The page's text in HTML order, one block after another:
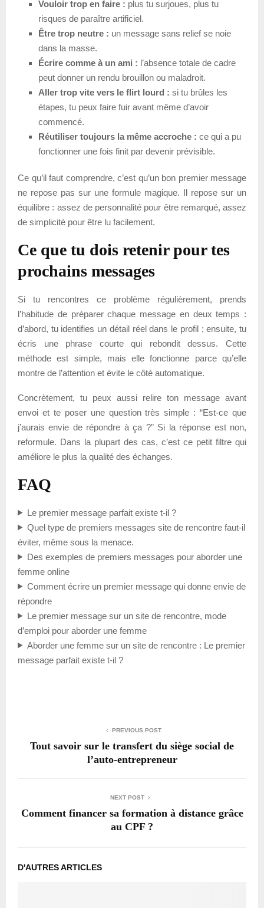
Vouloir trop en faire : plus tu surjoues, plus tu
risques de paraître artificiel.
Être trop neutre : un message sans relief se noie
dans la masse.
Écrire comme à un ami : l’absence totale de cadre
peut donner un rendu brouillon ou maladroit.
Aller trop vite vers le flirt lourd : si tu brûles les
étapes, tu peux faire fuir avant même d’avoir
commencé.
Réutiliser toujours la même accroche : ce qui a pu
fonctionner une fois finit par devenir prévisible.
Ce qu’il faut comprendre, c’est qu’un bon premier message
ne repose pas sur une formule magique. Il repose sur un
équilibre : assez de personnalité pour être remarqué, assez
de simplicité pour être lu facilement.
Ce que tu dois retenir pour tes
prochains messages
Si tu rencontres ce problème régulièrement, prends
l’habitude de préparer chaque message en deux temps :
d’abord, tu identifies un détail réel dans le profil ; ensuite, tu
écris une phrase courte qui rebondit dessus. Cette
méthode est simple, mais elle fonctionne parce qu’elle
montre de l’attention et évite le côté automatique.
Concrètement, tu peux aussi relire ton message avant
envoi et te poser une question très simple : “Est-ce que
j’aurais envie de répondre à ça ?” Si la réponse est non,
reformule. Dans la plupart des cas, c’est ce petit filtre qui
améliore le plus la qualité des échanges.
FAQ
Le premier message parfait existe t-il ?
Quel type de premiers messages site de rencontre faut-il
éviter, même sous la menace.
Des exemples de premiers messages pour aborder une
femme online
Comment écrire un premier message qui donne envie de
répondre
Le premier message sur un site de rencontre, mode
d’emploi pour aborder une femme
Aborder une femme sur un site de rencontre : Le premier
message parfait existe t-il ?
PREVIOUS POST
Tout savoir sur le transfert du siège social de
l’auto-entrepreneur
NEXT POST
Comment financer sa formation à distance grâce
au CPF ?
D'AUTRES ARTICLES